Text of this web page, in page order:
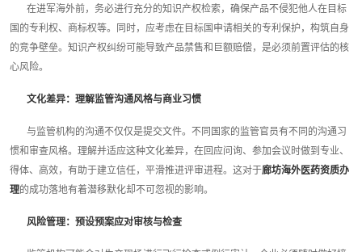
在进军海外前，务必进行充分的知识产权检索，确保产品不侵犯他人在目标
国的专利权、商标权等。同时，应考虑在目标国申请相关的专利保护，构筑自身
的竞争壁垒。知识产权纠纷可能导致产品禁售和巨额赔偿，是必须前置评估的核
心风险。
文化差异：理解监管沟通风格与商业习惯
与监管机构的沟通不仅仅是提交文件。不同国家的监管官员有不同的沟通习
惯和审查风格。理解并适应这种文化差异，在回应问询、参加会议时做到专业、
得体、高效，有助于建立信任，平滑推进评审进程。这对于廊坊海外医药资质办
理的成功落地有着潜移默化却不可忽视的影响。
风险管理：预设预案应对审核与检查